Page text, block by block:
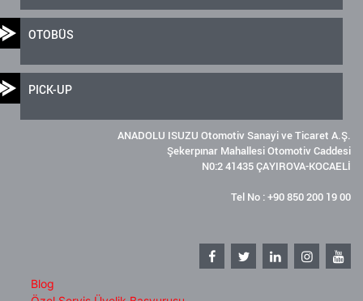
OTOBÜS
PICK-UP
ANADOLU ISUZU Otomotiv Sanayi ve Ticaret A.Ş.
Şekerpınar Mahallesi Otomotiv Caddesi
N0:2 41435 ÇAYIROVA-KOCAELİ
Tel No : +90 850 200 19 00
Blog